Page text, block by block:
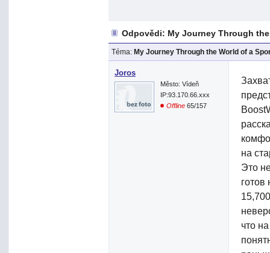
Odpovědi: My Journey Through
Téma: My Journey Through the World of a
Joros
Město: Vídeň
IP:93.170.66.xxx
Offline 65/157
на
Это
что